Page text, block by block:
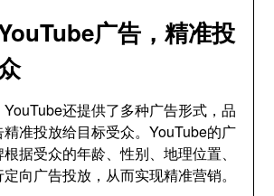
广告，精准投
还提供了多种广告形式，品
准投放给目标受众。YouTube的广
据受众的年龄、性别、地理位置、
向广告投放，从而实现精准营销。